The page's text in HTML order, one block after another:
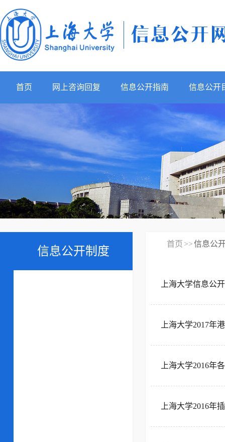
首页 网上咨询回复 信息公开指南 信息公开
信息公开制度
首页 >>信息公
上海大学信息公
上海大学2017年
上海大学2016年
上海大学2016年